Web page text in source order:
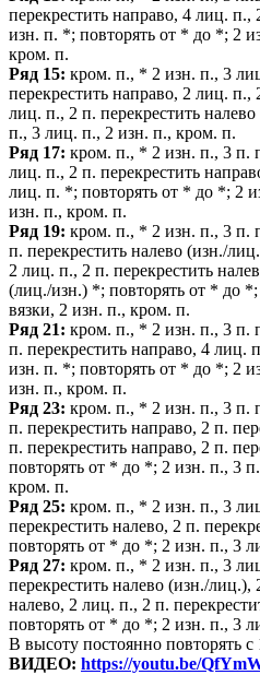
перекрестить направо, 4 лиц. п.,
изн. п. *; повторять от * до *; 2
кром. п.
Ряд 15: кром. п., * 2 изн. п., 3
перекрестить направо, 2 лиц. п.,
лиц. п., 2 п. перекрестить
п., 3 лиц. п., 2 изн. п., кром. п.
Ряд 17: кром. п., * 2 изн. п., 3 п.
лиц. п., 2 п. перекрестить
лиц. п. *; повторять от * до *; 2
изн. п., кром. п.
Ряд 19: кром. п., * 2 изн. п., 3 п.
п. перекрестить налево (изн./
2 лиц. п., 2 п. перекрестить
(лиц./изн.) *; повторять от * до
вязки, 2 изн. п., кром. п.
Ряд 21: кром. п., * 2 изн. п., 3 п.
п. перекрестить направо, 4 лиц.
изн. п. *; повторять от * до *; 2
изн. п., кром. п.
Ряд 23: кром. п., * 2 изн. п., 3 п.
п. перекрестить направо, 2 п.
п. перекрестить направо, 2 п.
повторять от * до *; 2 изн. п., 3
кром. п.
Ряд 25: кром. п., * 2 изн. п., 3
перекрестить налево, 2 п.
повторять от * до *; 2 изн. п., 3
Ряд 27: кром. п., * 2 изн. п., 3
перекрестить налево (изн./
налево, 2 лиц. п., 2 п.
повторять от * до *; 2 изн. п., 3
В высоту постоянно повторять с
ВИДЕО: https://youtu.be/